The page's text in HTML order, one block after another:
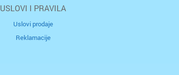
USLOVI I PRAVILA
Uslovi prodaje
Reklamacije